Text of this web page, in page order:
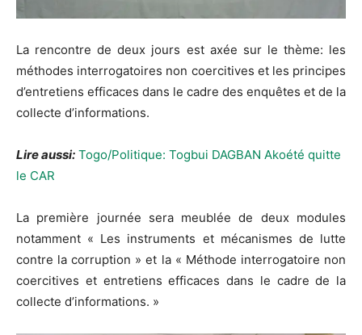
La rencontre de deux jours est axée sur le thème: les
méthodes interrogatoires non coercitives et les principes
d’entretiens efficaces dans le cadre des enquêtes et de la
collecte d’informations.
Lire aussi: Togo/Politique: Togbui DAGBAN Akoété quitte
le CAR
La première journée sera meublée de deux modules
notamment « Les instruments et mécanismes de lutte
contre la corruption » et la « Méthode interrogatoire non
coercitives et entretiens efficaces dans le cadre de la
collecte d’informations. »